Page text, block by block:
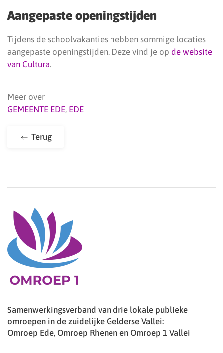
Aangepaste openingstijden
Tijdens de schoolvakanties hebben sommige locaties
aangepaste openingstijden. Deze vind je op de website
van Cultura.
Meer over
GEMEENTE EDE, EDE
Terug
Samenwerkingsverband van drie lokale publieke
omroepen in de zuidelijke Gelderse Vallei:
Omroep Ede, Omroep Rhenen en Omroep 1 Vallei